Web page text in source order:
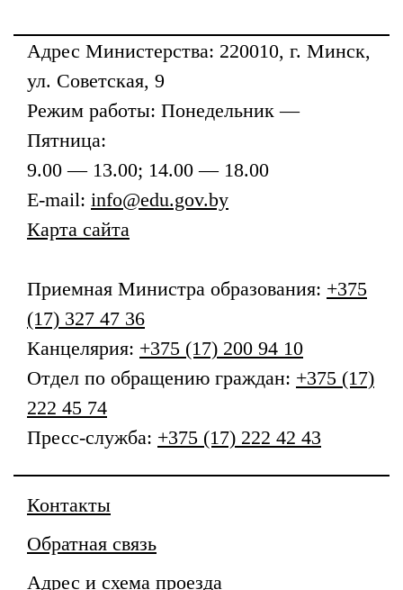
Адрес Министерства: 220010, г. Минск,
ул. Советская, 9
Режим работы: Понедельник —
Пятница:
9.00 — 13.00; 14.00 — 18.00
E-mail: info@edu.gov.by
Карта сайта
Приемная Министра образования: +375
(17) 327 47 36
Канцелярия: +375 (17) 200 94 10
Отдел по обращению граждан: +375 (17)
222 45 74
Пресс-служба: +375 (17) 222 42 43
Контакты
Обратная связь
Адрес и схема проезда